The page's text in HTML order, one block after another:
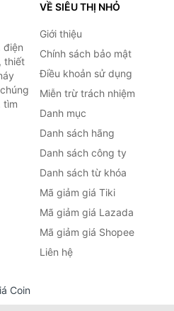
điện
thiết
tìm
VỀ SIÊU THỊ NHỎ
Giới thiệu
Chính sách bảo mật
Điều khoản sử dụng
Miễn trừ trách nhiệm
Danh mục
Danh sách hãng
Danh sách công ty
Danh sách từ khóa
Mã giảm giá Tiki
Mã giảm giá Lazada
Mã giảm giá Shopee
Liên hệ
Coin